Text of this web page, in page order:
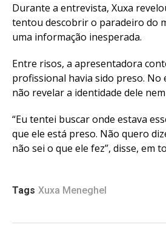
Durante a entrevista, Xuxa
tentou descobrir o paradeiro do
uma informação inesperada.
Entre risos, a apresentadora
profissional havia sido preso.
não revelar a identidade dele
“Eu tentei buscar onde estava
que ele está preso. Não quero
não sei o que ele fez”, disse, em
Tags Xuxa Meneghel